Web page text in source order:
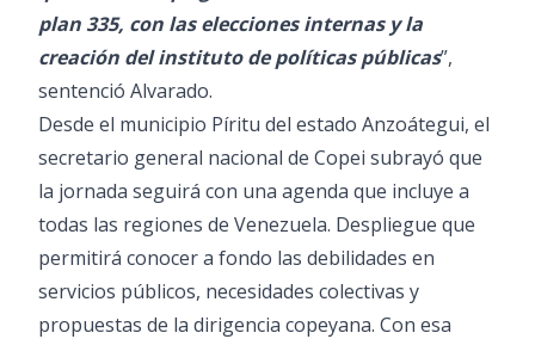
plan 335, con las elecciones internas y la
creación del instituto de políticas públicas”,
sentenció Alvarado.
Desde el municipio Píritu del estado Anzoátegui, el
secretario general nacional de Copei subrayó que
la jornada seguirá con una agenda que incluye a
todas las regiones de Venezuela. Despliegue que
permitirá conocer a fondo las debilidades en
servicios públicos, necesidades colectivas y
propuestas de la dirigencia copeyana. Con esa